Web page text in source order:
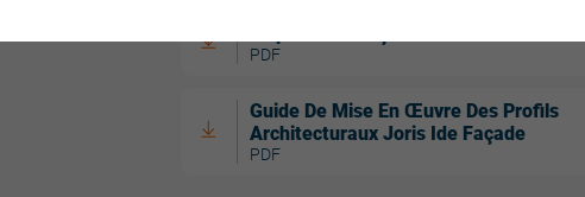
PDF
Guide De Mise En Œuvre Des Profils
Architecturaux Joris Ide Façade
PDF